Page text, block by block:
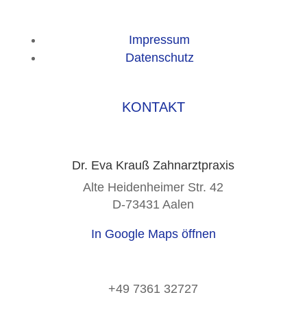
Impressum
Datenschutz
KONTAKT
Dr. Eva Krauß Zahnarztpraxis
Alte Heidenheimer Str. 42
D-73431 Aalen
In Google Maps öffnen
+49 7361 32727